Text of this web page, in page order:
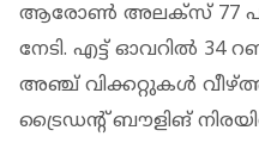
ആരോൺ അലക്സ് 77
നേടി. എട്ട് ഓവറിൽ 34
അഞ്ച് വിക്കറ്റുകൾ
ട്രൈഡന്റ് ബൗളിങ്